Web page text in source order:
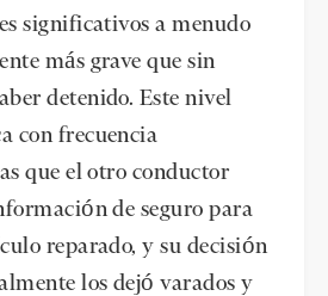
significativos a menudo
más grave que sin
detenido. Este nivel
con frecuencia
que el otro conductor
de seguro para
reparado, y su decisión
los dejó varados y